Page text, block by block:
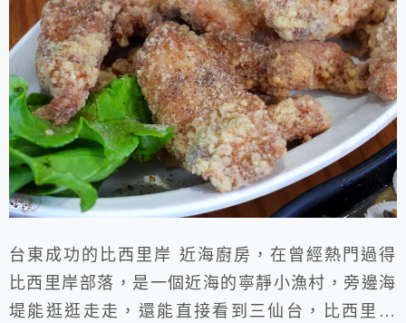
台東成功的比西里岸 近海廚房，在曾經熱門過得
比西里岸部落，是一個近海的寧靜小漁村，旁邊海
堤能逛逛走走，還能直接看到三仙台，比西里岸